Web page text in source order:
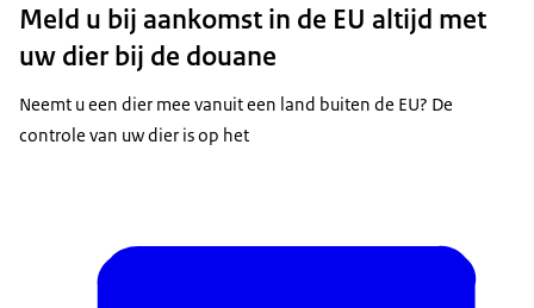
Meld u bij aankomst in de EU altijd met
uw dier bij de douane
Neemt u een dier mee vanuit een land buiten de EU? De
controle van uw dier is op het